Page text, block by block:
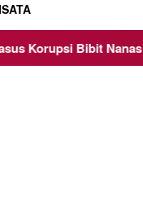
Sulsel Rp 52,4 Miliar